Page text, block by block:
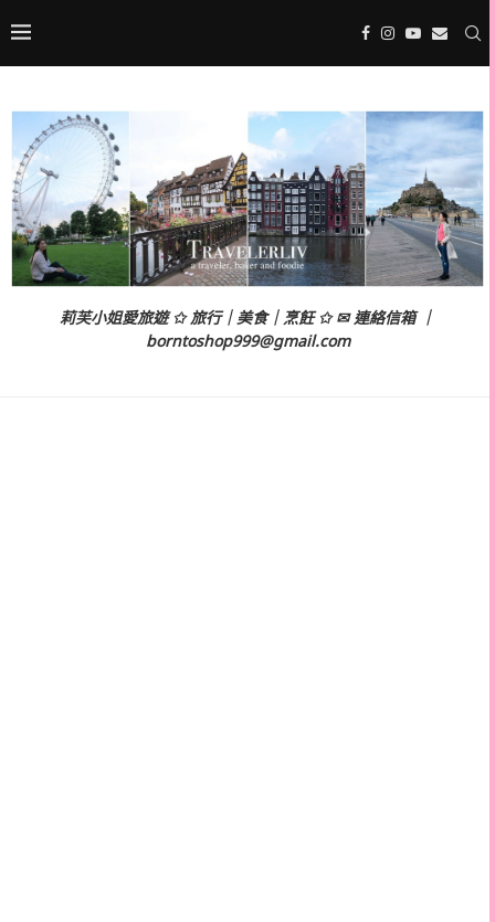
莉芙小姐愛旅遊 ✩ 旅行｜美食｜烹飪 ✩ ✉ 連絡信箱 ｜
borntoshop999@gmail.com